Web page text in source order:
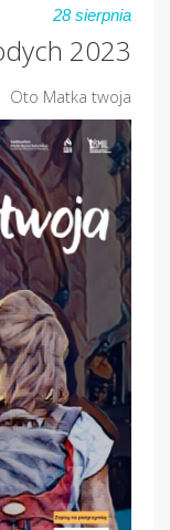
28 sierpnia
2023
Oto Matka twoja